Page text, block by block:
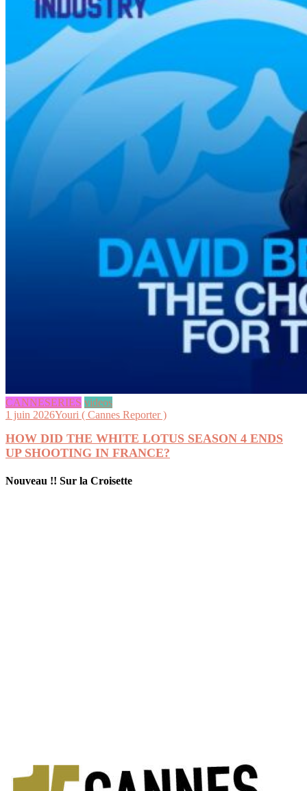
CANNESERIES videos
1 juin 2026Youri ( Cannes Reporter )
HOW DID THE WHITE LOTUS SEASON 4 ENDS
UP SHOOTING IN FRANCE?
Nouveau !! Sur la Croisette